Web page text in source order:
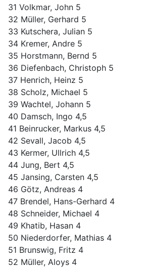
31 Volkmar, John 5
32 Müller, Gerhard 5
33 Kutschera, Julian 5
34 Kremer, Andre 5
35 Horstmann, Bernd 5
36 Diefenbach, Christoph 5
37 Henrich, Heinz 5
38 Scholz, Michael 5
39 Wachtel, Johann 5
40 Damsch, Ingo 4,5
41 Beinrucker, Markus 4,5
42 Sevall, Jacob 4,5
43 Kermer, Ullrich 4,5
44 Jung, Bert 4,5
45 Jansing, Carsten 4,5
46 Götz, Andreas 4
47 Brendel, Hans-Gerhard 4
48 Schneider, Michael 4
49 Khatib, Hasan 4
50 Niederdorfer, Mathias 4
51 Brunswig, Fritz 4
52 Müller, Aloys 4